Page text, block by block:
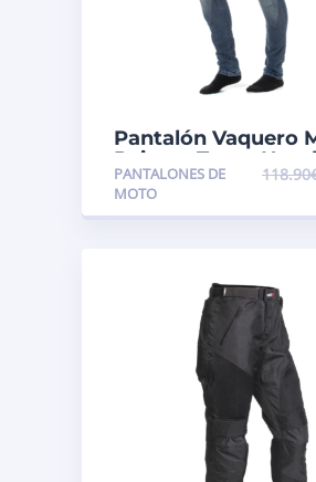
Pantalón Vaquero
Rainers Texas
PANTALONES DE
MOTO
118.90